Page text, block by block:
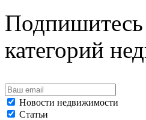
Подпишитесь
категорий
Новости недвижимости
Статьи